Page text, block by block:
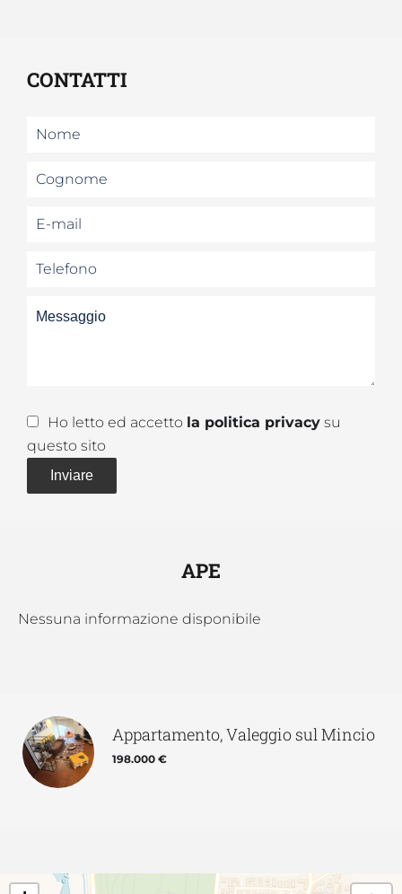
CONTATTI
Ho letto ed accetto la politica privacy su
questo sito
Inviare
APE
Nessuna informazione disponibile
Appartamento, Valeggio sul Mincio
198.000 €